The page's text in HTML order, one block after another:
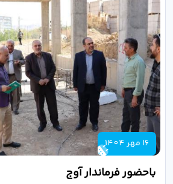
16 مهر 1404
باحضور فرماندار آوج